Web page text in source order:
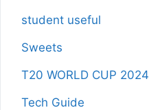
student useful
Sweets
T20 WORLD CUP 2024
Tech Guide